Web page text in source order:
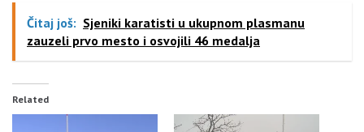
Čitaj još: Sjeniki karatisti u ukupnom plasmanu
zauzeli prvo mesto i osvojili 46 medalja
Related